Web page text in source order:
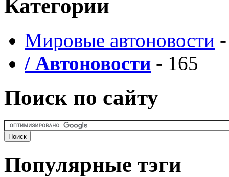
Категории
Мировые автоновости
/ Автоновости - 165
Поиск по сайту
Популярные тэги